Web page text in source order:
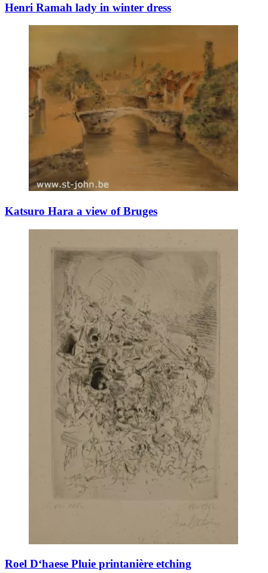
Henri Ramah lady in winter dress
Katsuro Hara a view of Bruges
Roel D‘haese Pluie printanière etching